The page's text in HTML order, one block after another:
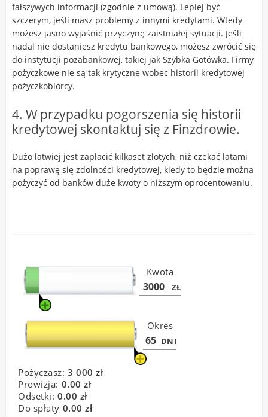
fałszywych informacji (zgodnie z umową). Lepiej być
szczerym, jeśli masz problemy z innymi kredytami. Wtedy
możesz jasno wyjaśnić przyczynę zaistniałej sytuacji. Jeśli
nadal nie dostaniesz kredytu bankowego, możesz zwrócić się
do instytucji pozabankowej, takiej jak Szybka Gotówka. Firmy
pożyczkowe nie są tak krytyczne wobec historii kredytowej
pożyczkobiorcy.
4. W przypadku pogorszenia się historii
kredytowej skontaktuj się z Finzdrowie.
Dużo łatwiej jest zapłacić kilkaset złotych, niż czekać latami
na poprawę się zdolności kredytowej, kiedy to będzie można
pożyczyć od banków duże kwoty o niższym oprocentowaniu.